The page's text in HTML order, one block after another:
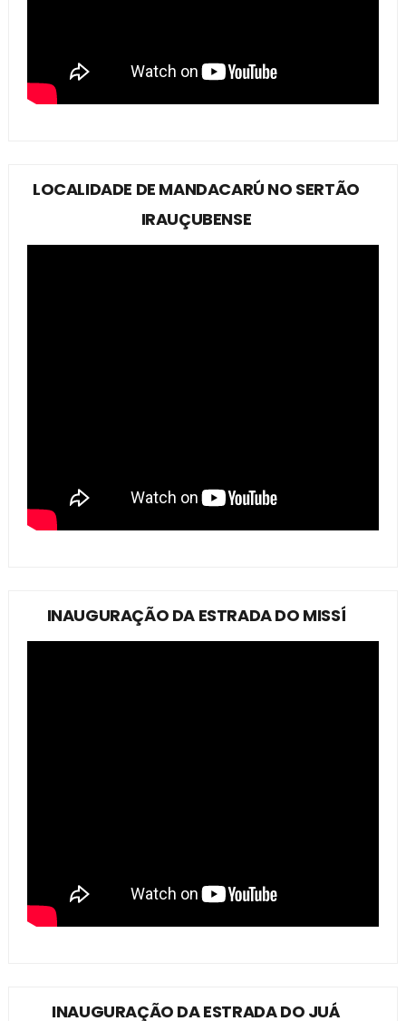
LOCALIDADE DE MANDACARÚ NO SERTÃO
IRAUÇUBENSE
INAUGURAÇÃO DA ESTRADA DO MISSÍ
INAUGURAÇÃO DA ESTRADA DO JUÁ